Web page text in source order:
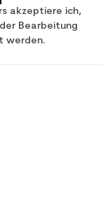
akzeptiere ich,
Bearbeitung
werden.